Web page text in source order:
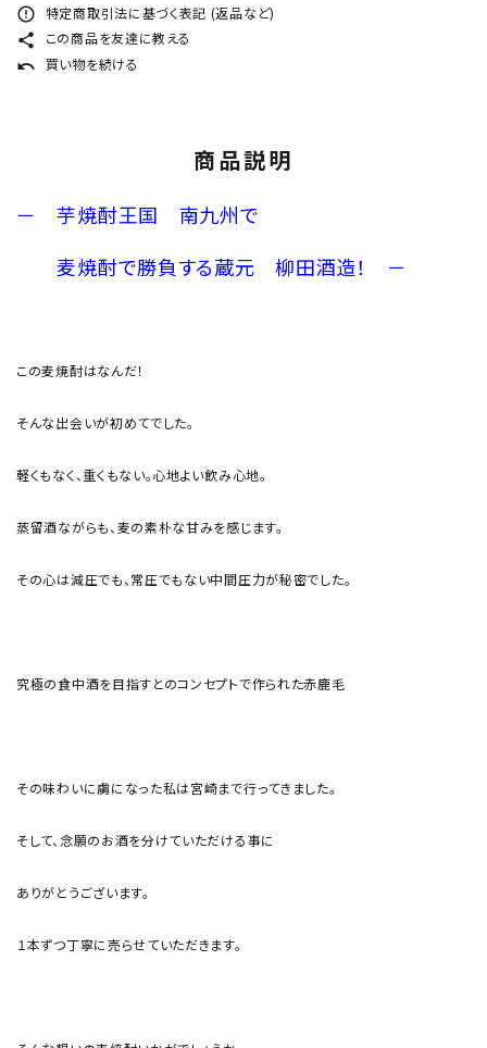
error_outline 特定商取引法に基づく表記 (返品など)
share この商品を友達に教える
undo 買い物を続ける
商品説明
－ 芋焼酎王国 南九州で
麦焼酎で勝負する蔵元 柳田酒造！ －
この麦焼酎はなんだ！
そんな出会いが初めてでした。
軽くもなく、重くもない。心地よい飲み心地。
蒸留酒ながらも、麦の素朴な甘みを感じます。
その心は減圧でも、常圧でもない中間圧力が秘密でした。
究極の食中酒を目指すとのコンセプトで作られた赤鹿毛
その味わいに虜になった私は宮崎まで行ってきました。
そして、念願のお酒を分けていただける事に
ありがとうございます。
１本ずつ丁寧に売らせていただきます。